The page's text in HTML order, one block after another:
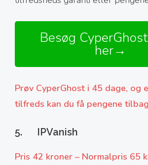
Besøg
her→
Prøv CyperGhost i 45 dage, og
tilfreds kan du få pengene
5. IPVanish
Pris 42 kroner – Normalpris 65